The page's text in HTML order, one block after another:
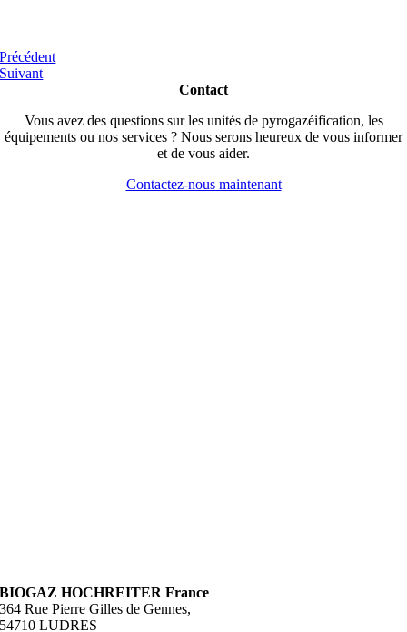
Précédent
Suivant
Contact
Vous avez des questions sur les unités de pyrogazéification, les
équipements ou nos services ? Nous serons heureux de vous informer
et de vous aider.
Contactez-nous maintenant
BIOGAZ HOCHREITER France
364 Rue Pierre Gilles de Gennes,
54710 LUDRES